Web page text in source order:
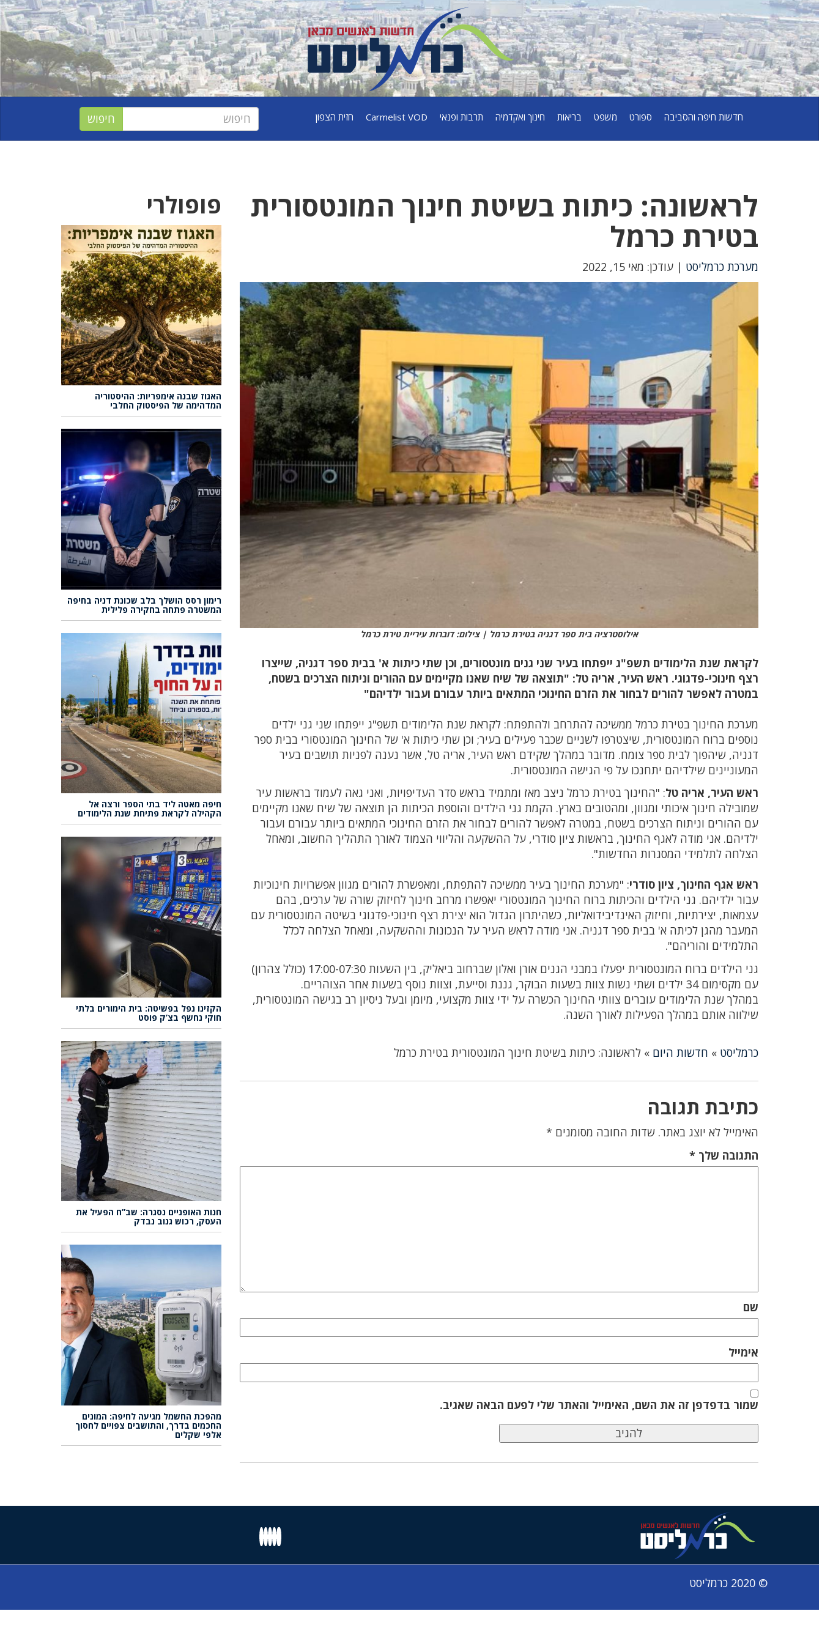
חדשות חיפה והסביבה ספורט משפט בריאות חינוך ואקדמיה תרבות ופנאי Carmelist VOD חזית הצפון
לראשונה: כיתות בשיטת חינוך המונטסורית
בטירת כרמל
מערכת כרמליסט | עודכן: מאי 15, 2022
אילוסטרציה בית ספר דגניה בטירת כרמל | צילום: דוברות עיריית טירת כרמל
לקראת שנת הלימודים תשפ"ג ייפתחו בעיר שני גנים מונטסורים, וכן שתי כיתות א' בבית ספר דגניה, שייצרו
רצף חינוכי-פדגוגי. ראש העיר, אריה טל: "תוצאה של שיח שאנו מקיימים עם ההורים וניתוח הצרכים בשטח,
במטרה לאפשר להורים לבחור את הזרם החינוכי המתאים ביותר עבורם ועבור ילדיהם"
מערכת החינוך בטירת כרמל ממשיכה להתרחב ולהתפתח: לקראת שנת הלימודים תשפ"ג ייפתחו שני גני ילדים
נוספים ברוח המונטסורית, שיצטרפו לשניים שכבר פעילים בעיר; וכן שתי כיתות א' של החינוך המונטסורי בבית ספר
דגניה, שיהפוך לבית ספר צומח. מדובר במהלך שקידם ראש העיר, אריה טל, אשר נענה לפניות תושבים בעיר
המעוניינים שילדיהם יתחנכו על פי הגישה המונטסורית.
ראש העיר, אריה טל: "החינוך בטירת כרמל ניצב מאז ומתמיד בראש סדר העדיפויות, ואני גאה לעמוד בראשות עיר
שמובילה חינוך איכותי ומגוון, ומהטובים בארץ. הקמת גני הילדים והוספת הכיתות הן תוצאה של שיח שאנו מקיימים
עם ההורים וניתוח הצרכים בשטח, במטרה לאפשר להורים לבחור את הזרם החינוכי המתאים ביותר עבורם ועבור
ילדיהם. אני מודה לאגף החינוך, בראשות ציון סודרי, על ההשקעה והליווי הצמוד לאורך התהליך החשוב, ומאחל
הצלחה לתלמידי המסגרות החדשות".
ראש אגף החינוך, ציון סודרי: "מערכת החינוך בעיר ממשיכה להתפתח, ומאפשרת להורים מגוון אפשרויות חינוכיות
עבור ילדיהם. גני הילדים והכיתות ברוח החינוך המונטסורי יאפשרו מרחב חינוך לחיזוק שורה של ערכים, בהם
עצמאות, יצירתיות, וחיזוק האינדיבידואליות, כשהיתרון הגדול הוא יצירת רצף חינוכי-פדגוגי בשיטה המונטסורית עם
המעבר מהגן לכיתה א' בבית ספר דגניה. אני מודה לראש העיר על הנכונות וההשקעה, ומאחל הצלחה לכלל
התלמידים והוריהם".
גני הילדים ברוח המונטסורית יפעלו במבני הגנים אורן ואלון שברחוב ביאליק, בין השעות 17:00-07:30 (כולל צהרון)
עם מקסימום 34 ילדים ושתי נשות צוות בשעות הבוקר, גננת וסייעת, וצוות נוסף בשעות אחר הצוהריים.
במהלך שנת הלימודים עוברים צוותי החינוך הכשרה על ידי צוות מקצועי, מיומן ובעל ניסיון רב בגישה המונטסורית,
שילווה אותם במהלך הפעילות לאורך השנה.
כרמליסט » חדשות היום »לראשונה: כיתות בשיטת חינוך המונטסורית בטירת כרמל
כתיבת תגובה
האימייל לא יוצג באתר. שדות החובה מסומנים *
התגובה שלך*
שם
אימייל
שמור בדפדפן זה את השם, האימייל והאתר שלי לפעם הבאה שאגיב.
פופולרי
האגוז שבנה אימפריות: ההיסטוריה
המדהימה של הפיסטוק החלבי
רימון רסס הושלך בלב שכונת דניה בחיפה
המשטרה פתחה בחקירה פלילית
חיפה מאטה ליד בתי הספר ורצה אל
הקהילה לקראת פתיחת שנת הלימודים
הקזינו נפל בפשיטה: בית הימורים בלתי
חוקי נחשף בצ’ק פוסט
חנות האופניים נסגרה: שב”ח הפעיל את
העסק, רכוש גנוב נבדק
מהפכת החשמל מגיעה לחיפה: המונים
החכמים בדרך, והתושבים צפויים לחסוך
אלפי שקלים
© 2020 כרמליסט